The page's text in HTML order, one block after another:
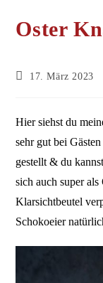
Oster
Beitrag
17. März 2023
Hier siehst du
sehr gut bei
gestellt & du
sich auch super
Klarsichtbeutel
Schokoeier